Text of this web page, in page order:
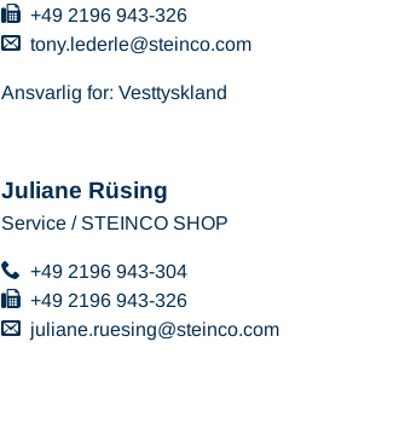
+49 2196 943-326
tony.lederle
steinco com
Ansvarlig for: Vesttyskland
Juliane Rüsing
Service / STEINCO SHOP
+49 2196 943-304
+49 2196 943-326
juliane.ruesing
steinco com